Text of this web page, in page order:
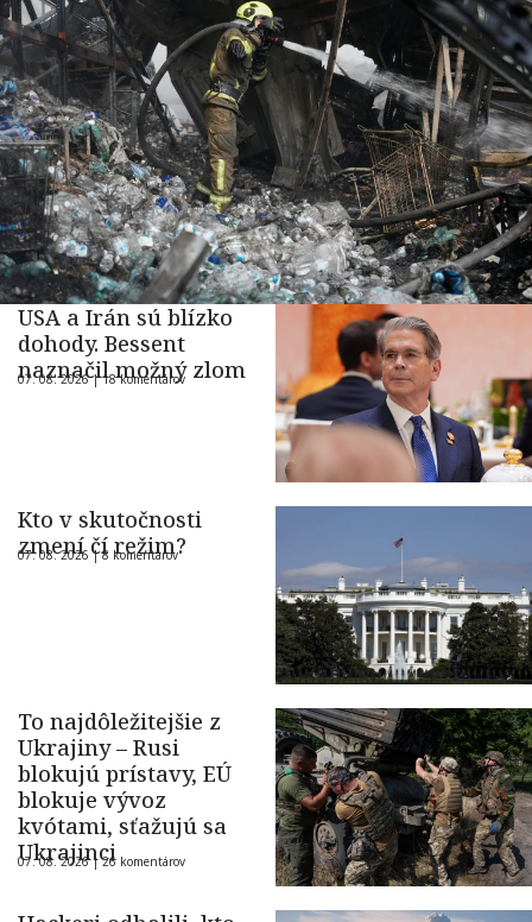
USA a Irán sú blízko
dohody. Bessent
naznačil možný zlom
07. 08. 2026 |18 komentárov
Kto v skutočnosti
zmení čí režim?
07. 08. 2026 |8 komentárov
To najdôležitejšie z
Ukrajiny – Rusi
blokujú prístavy, EÚ
blokuje vývoz
kvótami, sťažujú sa
Ukrajinci
07. 08. 2026 |26 komentárov